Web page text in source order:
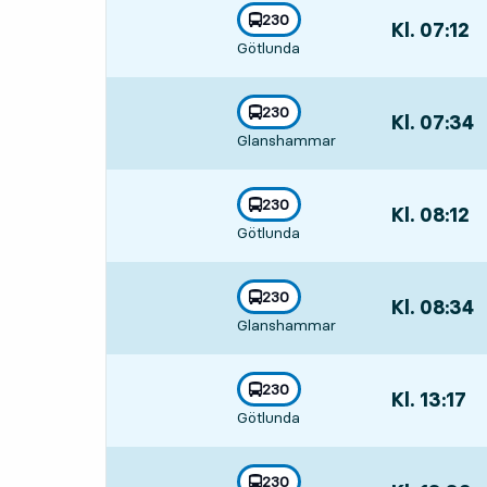
linje
230
mot
Götlunda
, Kl. 07:12
linje
230
mot
Glanshammar
, Kl. 07:34,
linje
230
mot
Götlunda
, Kl. 08:12
linje
230
mot
Glanshammar
, Kl. 08:34,
linje
230
mot
Götlunda
, Kl. 13:17
linje
230